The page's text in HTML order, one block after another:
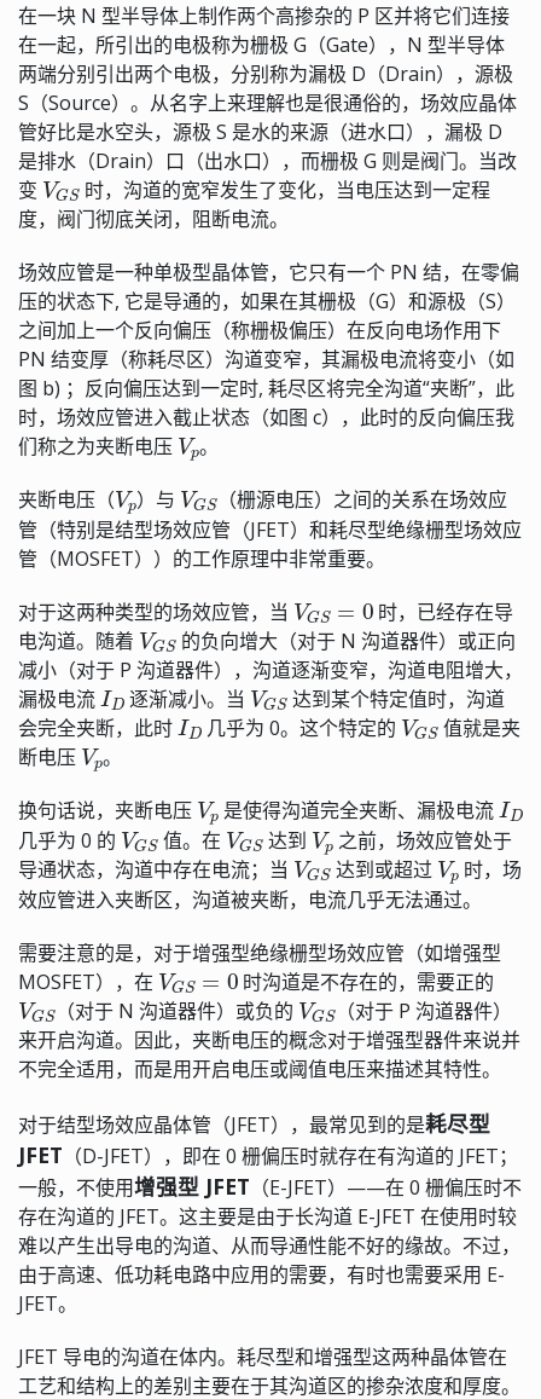
在一块 N 型半导体上制作两个高掺杂的 P 区并将它们连接
在一起，所引出的电极称为栅极 G（Gate），N 型半导体
两端分别引出两个电极，分别称为漏极 D（Drain），源极
S（Source）。从名字上来理解也是很通俗的，场效应晶体
管好比是水空头，源极 S 是水的来源（进水口），漏极 D
是排水（Drain）口（出水口），而栅极 G 则是阀门。当改
变
VGS
时，沟道的宽窄发生了变化，当电压达到一定程
度，阀门彻底关闭，阻断电流。
场效应管是一种单极型晶体管，它只有一个 PN 结，在零偏
压的状态下, 它是导通的，如果在其栅极（G）和源极（S）
之间加上一个反向偏压（称栅极偏压）在反向电场作用下
PN 结变厚（称耗尽区）沟道变窄，其漏极电流将变小（如
图 b) ；反向偏压达到一定时, 耗尽区将完全沟道“夹断”，此
时，场效应管进入截止状态（如图 c），此时的反向偏压我
们称之为夹断电压
Vp
。
夹断电压（ ）与
（栅源电压）之间的关系在场效应
管（特别是结型场效应管（JFET）和耗尽型绝缘栅型场效应
管（MOSFET））的工作原理中非常重要。
对于这两种类型的场效应管，当
时，已经存在导
电沟道。随着
VGS
的负向增大（对于 N 沟道器件）或正向
减小（对于 P 沟道器件），沟道逐渐变窄，沟道电阻增大，
漏极电流
ID
逐渐减小。当
VGS
达到某个特定值时，沟道
会完全夹断，此时
ID
几乎为 0。这个特定的
VGS
值就是夹
断电压
Vp
。
换句话说，夹断电压 是使得沟道完全夹断、漏极电流
几乎为 0 的
VGS
值。在
VGS
达到
Vp
之前，场效应管处于
导通状态，沟道中存在电流；当
VGS
达到或超过
Vp
时，场
效应管进入夹断区，沟道被夹断，电流几乎无法通过。
需要注意的是，对于增强型绝缘栅型场效应管（如增强型
MOSFET），在
VGS=0
时沟道是不存在的，需要正的
VGS
（对于 N 沟道器件）或负的
VGS
（对于 P 沟道器件）
来开启沟道。因此，夹断电压的概念对于增强型器件来说并
不完全适用，而是用开启电压或阈值电压来描述其特性。
对于结型场效应晶体管（JFET），最常见到的是耗尽型
JFET （D-JFET），即在 0 栅偏压时就存在有沟道的 JFET；
一般，不使用增强型 JFET （E-JFET）——在 0 栅偏压时不
存在沟道的 JFET。这主要是由于长沟道 E-JFET 在使用时较
难以产生出导电的沟道、从而导通性能不好的缘故。不过，
由于高速、低功耗电路中应用的需要，有时也需要采用 E-
JFET。
JFET 导电的沟道在体内。耗尽型和增强型这两种晶体管在
工艺和结构上的差别主要在于其沟道区的掺杂浓度和厚度。